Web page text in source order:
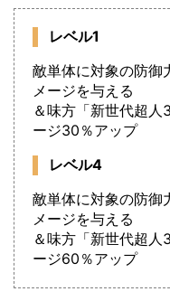
レベル1
敵単体に対象の防御
メージを与える
＆味方「新世代超人
ージ30％アップ
レベル4
敵単体に対象の防御
メージを与える
＆味方「新世代超人
ージ60％アップ